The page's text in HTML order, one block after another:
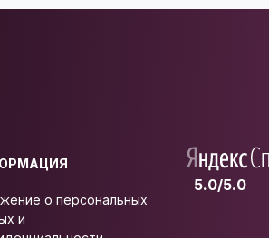
о персональных
и
5.0/5.0